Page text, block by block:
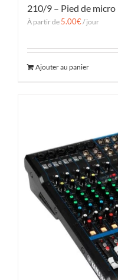
210/9 – Pied de
À partir de 5.00€/ jour
Ajouter au panier